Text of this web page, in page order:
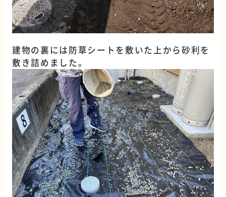
建物の裏には防草シートを敷いた上から砂利を
敷き詰めました。